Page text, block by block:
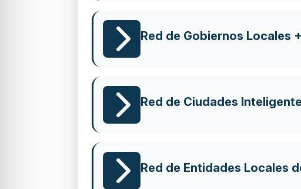
Red de Gobiernos Locales
Red de Ciudades
Red de Entidades Locales